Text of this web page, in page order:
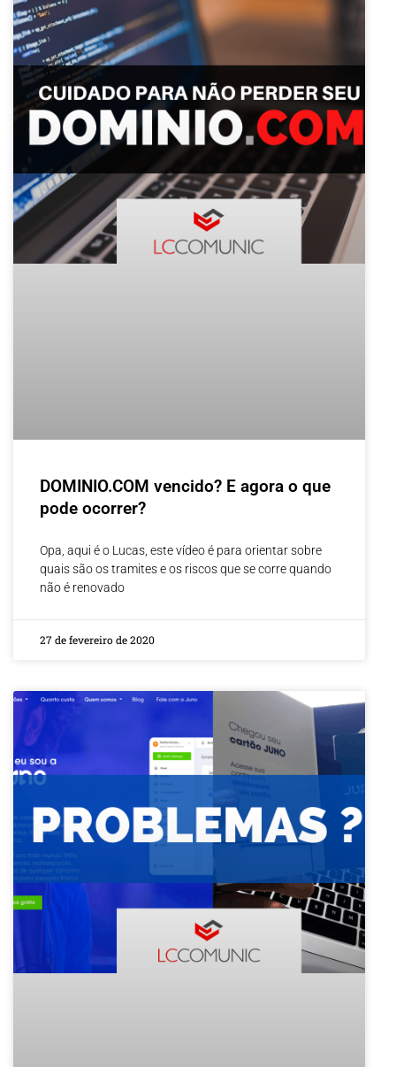
DOMINIO.COM vencido? E agora o que
pode ocorrer?
Opa, aqui é o Lucas, este vídeo é para orientar sobre
quais são os tramites e os riscos que se corre quando
não é renovado
27 de fevereiro de 2020